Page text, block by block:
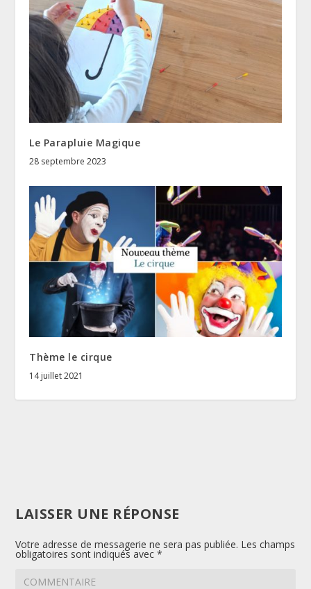
Le Parapluie Magique
28 septembre 2023
Thème le cirque
14 juillet 2021
LAISSER UNE RÉPONSE
Votre adresse de messagerie ne sera pas publiée. Les champs
obligatoires sont indiqués avec*